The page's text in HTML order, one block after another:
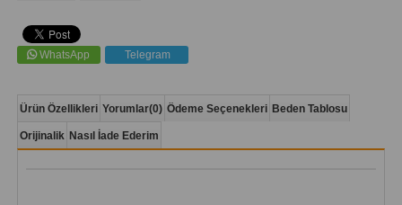
WhatsApp Telegram
Ürün Özellikleri Yorumlar(0) Ödeme Seçenekleri Beden Tablosu
Orijinalik Nasıl İade Ederim